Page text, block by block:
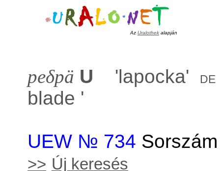
Az Uralothek alapján
peδpä U 'lapocka' de
blade '
UEW № 734
>> Új keresés